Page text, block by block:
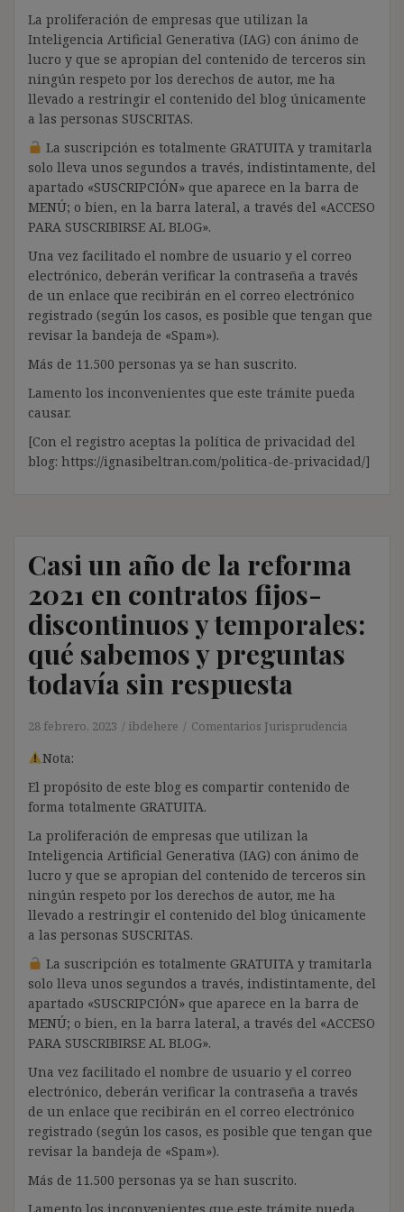
La proliferación de empresas que utilizan la
Inteligencia Artificial Generativa (IAG) con ánimo de
lucro y que se apropian del contenido de terceros sin
ningún respeto por los derechos de autor, me ha
llevado a restringir el contenido del blog únicamente
a las personas SUSCRITAS.
La suscripción es totalmente GRATUITA y tramitarla
solo lleva unos segundos a través, indistintamente, del
apartado «SUSCRIPCIÓN» que aparece en la barra de
MENÚ; o bien, en la barra lateral, a través del «ACCESO
PARA SUSCRIBIRSE AL BLOG».
Una vez facilitado el nombre de usuario y el correo
electrónico, deberán verificar la contraseña a través
de un enlace que recibirán en el correo electrónico
registrado (según los casos, es posible que tengan que
revisar la bandeja de «Spam»).
Más de 11.500 personas ya se han suscrito.
Lamento los inconvenientes que este trámite pueda
causar.
[Con el registro aceptas la política de privacidad del
blog: https://ignasibeltran.com/politica-de-privacidad/]
Casi un año de la reforma
2021 en contratos fijos-
discontinuos y temporales:
qué sabemos y preguntas
todavía sin respuesta
28 febrero, 2023 ibdehere Comentarios Jurisprudencia
Nota:
El propósito de este blog es compartir contenido de
forma totalmente GRATUITA.
La proliferación de empresas que utilizan la
Inteligencia Artificial Generativa (IAG) con ánimo de
lucro y que se apropian del contenido de terceros sin
ningún respeto por los derechos de autor, me ha
llevado a restringir el contenido del blog únicamente
a las personas SUSCRITAS.
La suscripción es totalmente GRATUITA y tramitarla
solo lleva unos segundos a través, indistintamente, del
apartado «SUSCRIPCIÓN» que aparece en la barra de
MENÚ; o bien, en la barra lateral, a través del «ACCESO
PARA SUSCRIBIRSE AL BLOG».
Una vez facilitado el nombre de usuario y el correo
electrónico, deberán verificar la contraseña a través
de un enlace que recibirán en el correo electrónico
registrado (según los casos, es posible que tengan que
revisar la bandeja de «Spam»).
Más de 11.500 personas ya se han suscrito.
Lamento los inconvenientes que este trámite pueda